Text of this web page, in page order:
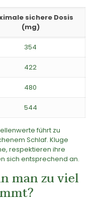
sichere Dosis
(mg)
354
422
480
544
führt zu
Schlaf. Kluge
respektieren ihre
sich entsprechend an.
man zu viel